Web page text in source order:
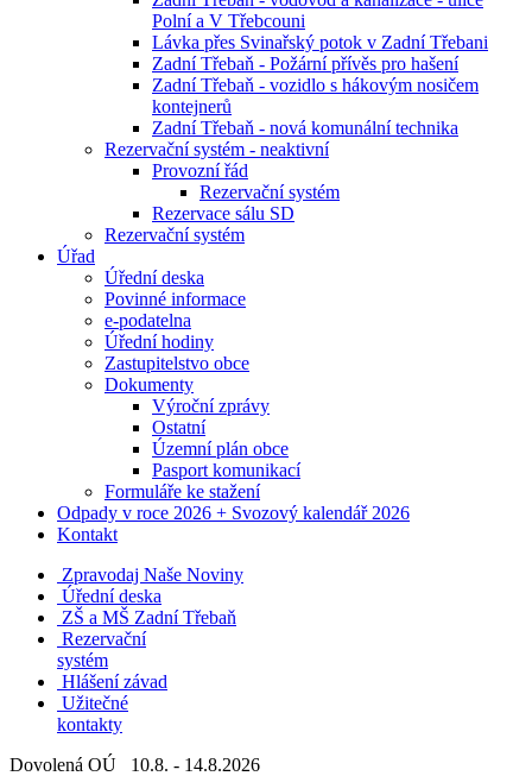
Polní a V Třebcouni
Lávka přes Svinařský potok v Zadní Třebani
Zadní Třebaň - Požární přívěs pro hašení
Zadní Třebaň - vozidlo s hákovým nosičem
kontejnerů
Zadní Třebaň - nová komunální technika
Rezervační systém - neaktivní
Provozní řád
Rezervační systém
Rezervace sálu SD
Rezervační systém
Úřad
Úřední deska
Povinné informace
e-podatelna
Úřední hodiny
Zastupitelstvo obce
Dokumenty
Výroční zprávy
Ostatní
Územní plán obce
Pasport komunikací
Formuláře ke stažení
Odpady v roce 2026 + Svozový kalendář 2026
Kontakt
Zpravodaj Naše Noviny
Úřední deska
ZŠ a MŠ Zadní Třebaň
Rezervační
systém
Hlášení závad
Užitečné
kontakty
Dovolená OÚ 10.8. - 14.8.2026